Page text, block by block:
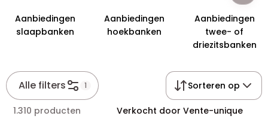
Aanbiedingen
slaapbanken
Aanbiedingen
hoekbanken
Aanbiedingen
twee- of
driezitsbanken
Alle filters 1 Sorteren op
1.310 producten Verkocht door Vente-unique